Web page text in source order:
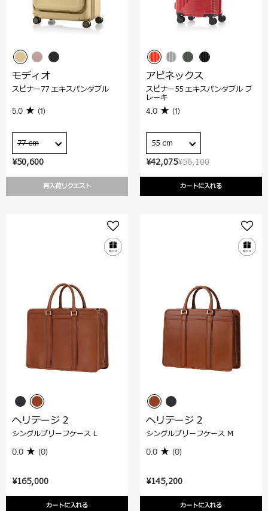
¥50,600
再入荷リクエスト
モディオ
スピナー77 エキスパンダブル
5.0 (1)
77 cm
¥56,100
¥42,075
カートに入れる
アピネックス
スピナー55 エキスパンダブル ブ
レーキ
4.0 (1)
55 cm
¥165,000
カートに入れる
ヘリテージ 2
シングルブリーフケース L
0.0 (0)
¥145,200
カートに入れる
ヘリテージ 2
シングルブリーフケース M
0.0 (0)